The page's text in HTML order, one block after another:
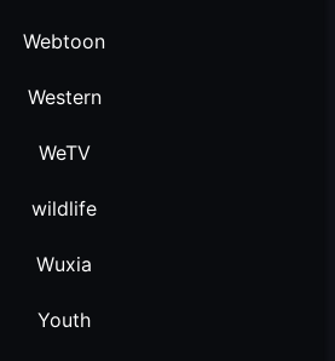
Webtoon
Western
WeTV
wildlife
Wuxia
Youth